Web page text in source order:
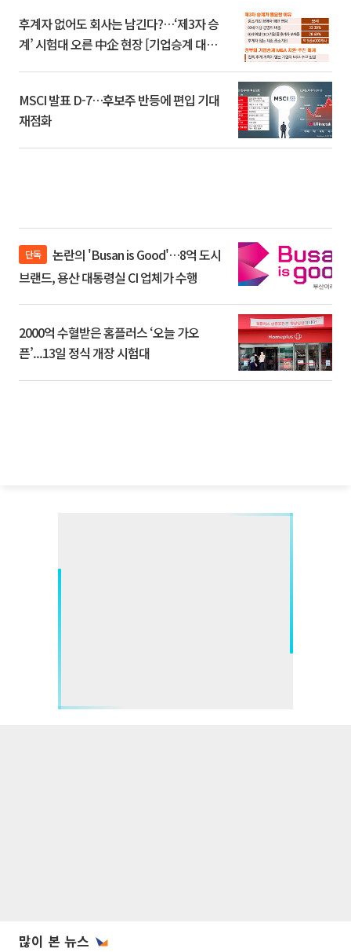
후계자 없어도 회사는 남긴다?…‘제3자 승
계’ 시험대 오른 中企 현장 [기업승계 대전
MSCI 발표 D-7…후보주 반등에 편입 기대
재점화
단독
브랜드, 용산 대통령실 CI 업체가 수행
2000억 수혈받은 홈플러스 ‘오늘 가오
픈’...13일 정식 개장 시험대
많이 본 뉴스